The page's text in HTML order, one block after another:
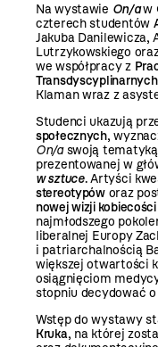
Na wystawie On/aw
czterech studentów
Jakuba Danilewicza,
Lutrzykowskiego
we współpracy z
Transdyscyplinarnych
Klaman wraz z
Studenci ukazują
społecznych,
On/aswoją
prezentowanej w
w sztuce.Artyści
stereotypóworaz
nowej wizji
najmłodszego
liberalnej Europy
i patriarchalnością
większej otwartości
osiągnięciom
stopniu decydować o
Wstęp do wystawy
Kruka, na której